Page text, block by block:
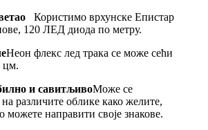
Користимо врхунске Епистар
120 ЛЕД диода по метру.
Неон флекс лед трака се може сећи
цм.
и савитљивоМоже се
на различите облике како желите,
можете направити своје знакове.